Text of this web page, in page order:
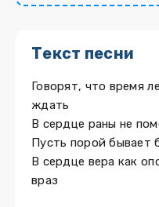
Текст песни
Говорят, что время
ждать
В сердце раны не
Пусть порой бывает
В сердце вера как
враз